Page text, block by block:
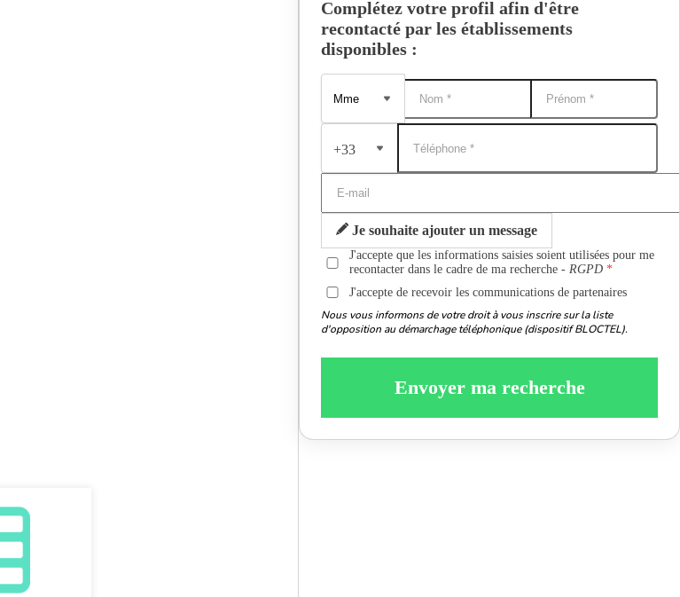
Complétez votre profil afin d'être
recontacté par les établissements
disponibles :
+33
Je souhaite ajouter un message
J'accepte que les informations saisies soient utilisées pour me
recontacter dans le cadre de ma recherche -RGPD
J'accepte de recevoir les communications de partenaires
Nous vous informons de votre droit à vous inscrire sur la liste
d'opposition au démarchage téléphonique (dispositif BLOCTEL).
Envoyer ma recherche